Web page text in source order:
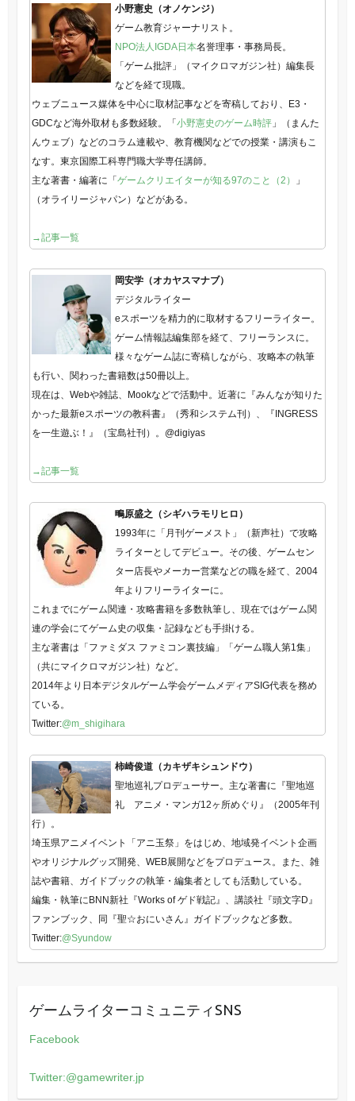
小野憲史（オノケンジ）
ゲーム教育ジャーナリスト。
NPO法人IGDA日本名誉理事・事務局長。
「ゲーム批評」（マイクロマガジン社）編集長
などを経て現職。
ウェブニュース媒体を中心に取材記事などを寄稿しており、E3・
GDCなど海外取材も多数経験。「小野憲史のゲーム時評」（まんた
んウェブ）などのコラム連載や、教育機関などでの授業・講演もこ
なす。東京国際工科専門職大学専任講師。
主な著書・編著に「ゲームクリエイターが知る97のこと（2）
」
（オライリージャパン）などがある。
→記事一覧
岡安学（オカヤスマナブ）
デジタルライター
eスポーツを精力的に取材するフリーライター。
ゲーム情報誌編集部を経て、フリーランスに。
様々なゲーム誌に寄稿しながら、攻略本の執筆
も行い、関わった書籍数は50冊以上。
現在は、Webや雑誌、Mookなどで活動中。近著に『みんなが知りた
かった最新eスポーツの教科書』（秀和システム刊）、『INGRESS
を一生遊ぶ！』（宝島社刊）。@digiyas
→記事一覧
鴫原盛之（シギハラモリヒロ）
1993年に「月刊ゲーメスト」（新声社）で攻略
ライターとしてデビュー。その後、ゲームセン
ター店長やメーカー営業などの職を経て、2004
年よりフリーライターに。
これまでにゲーム関連・攻略書籍を多数執筆し、現在ではゲーム関
連の学会にてゲーム史の収集・記録なども手掛ける。
主な著書は「ファミダス ファミコン裏技編」「ゲーム職人第1集」
（共にマイクロマガジン社）など。
2014年より日本デジタルゲーム学会ゲームメディアSIG代表を務め
ている。
Twitter:@m_shigihara
柿崎俊道（カキザキシュンドウ）
聖地巡礼プロデューサー。主な著書に『聖地巡
礼 アニメ・マンガ12ヶ所めぐり』（2005年刊
行）。
埼玉県アニメイベント「アニ玉祭」をはじめ、地域発イベント企画
やオリジナルグッズ開発、WEB展開などをプロデュース。また、雑
誌や書籍、ガイドブックの執筆・編集者としても活動している。
編集・執筆にBNN新社『Works of ゲド戦記』、講談社『頭文字D』
ファンブック、同『聖☆おにいさん』ガイドブックなど多数。
Twitter:@Syundow
ゲームライターコミュニティSNS
Facebook
Twitter:@gamewriter.jp